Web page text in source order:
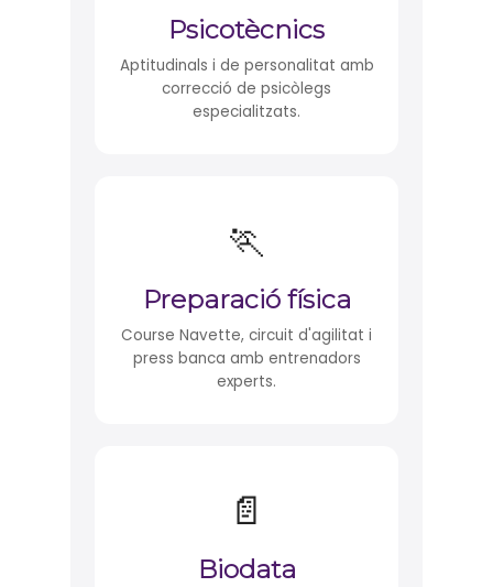
Psicotècnics
Aptitudinals i de personalitat amb
correcció de psicòlegs
especialitzats.
🏃
Preparació física
Course Navette, circuit d'agilitat i
press banca amb entrenadors
experts.
📄
Biodata